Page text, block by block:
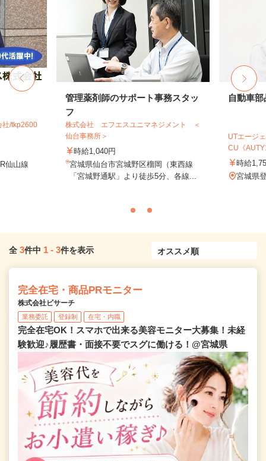
社/tkp2600
仙山線
管理薬剤師のサポート事務スタッ
フ
株式会社 エフエスユニマネジメント ＜
仙台事務所＞
時給1,040円
宮城県仙台市宮城野区榴岡（東西線
「宮城野通駅」より徒歩5分、各線...
自動車
UTエージ
CU《
時給
宮城県
全 3件中 1 - 3件を表示
完全在宅・商品PRモニター
株式会社ビサーチ
業務委託 登録制 在宅・内職
完全在宅OK！スマホで出来る美容モニター大募集！未経
験歓迎♪履歴書・面接不要でスグに働ける！@宮城県